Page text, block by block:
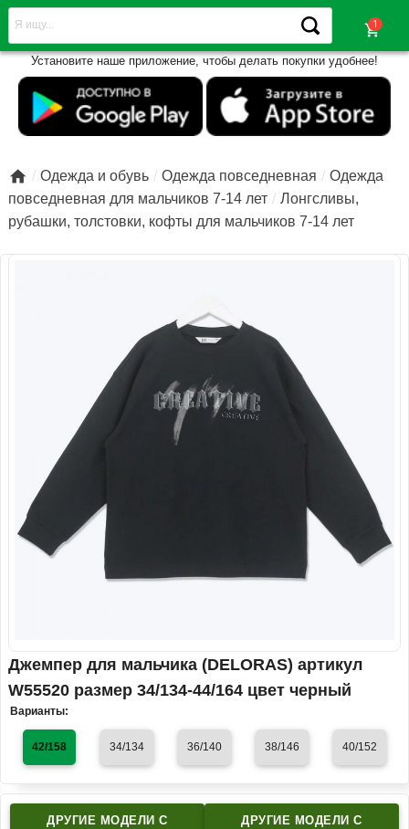
shopping_cart
Установите наше приложение, чтобы делать покупки удобнее!
 Одежда и обувь Одежда повседневная
Одежда
повседневная для мальчиков 7-14 лет
Лонгсливы,
рубашки, толстовки, кофты для мальчиков 7-14 лет
Джемпер для мальчика (DELORAS) артикул
W55520 размер 34/134-44/164 цвет черный
Варианты:
42/158 34/134 36/140 38/146 40/152
ДРУГИЕ МОДЕЛИ C ДРУГИЕ МОДЕЛИ C